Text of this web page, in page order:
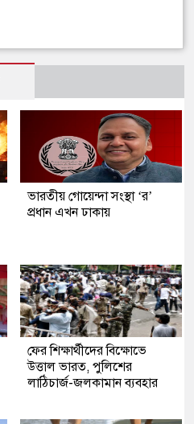
ভারতীয় গোয়েন্দা সংস্থা ‘র’
প্রধান এখন ঢাকায়
ফের শিক্ষার্থীদের বিক্ষোভে
উত্তাল ভারত, পুলিশের
লাঠিচার্জ-জলকামান ব্যবহার